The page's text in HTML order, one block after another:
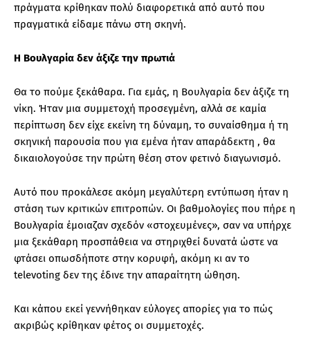
πράγματα κρίθηκαν πολύ διαφορετικά από αυτό που
πραγματικά είδαμε πάνω στη σκηνή.
Η Βουλγαρία δεν άξιζε την πρωτιά
Θα το πούμε ξεκάθαρα. Για εμάς, η Βουλγαρία δεν άξιζε τη
νίκη. Ήταν μια συμμετοχή προσεγμένη, αλλά σε καμία
περίπτωση δεν είχε εκείνη τη δύναμη, το συναίσθημα ή τη
σκηνική παρουσία που για εμένα ήταν απαράδεκτη , θα
δικαιολογούσε την πρώτη θέση στον φετινό διαγωνισμό.
Αυτό που προκάλεσε ακόμη μεγαλύτερη εντύπωση ήταν η
στάση των κριτικών επιτροπών. Οι βαθμολογίες που πήρε η
Βουλγαρία έμοιαζαν σχεδόν «στοχευμένες», σαν να υπήρχε
μια ξεκάθαρη προσπάθεια να στηριχθεί δυνατά ώστε να
φτάσει οπωσδήποτε στην κορυφή, ακόμη κι αν το
televoting δεν της έδινε την απαραίτητη ώθηση.
Και κάπου εκεί γεννήθηκαν εύλογες απορίες για το πώς
ακριβώς κρίθηκαν φέτος οι συμμετοχές.